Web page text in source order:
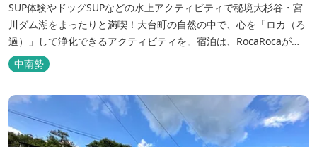
SUP体験やドッグSUPなどの水上アクティビティで秘境大杉谷・宮
川ダム湖をまったりと満喫！大台町の自然の中で、心を「ロカ（ろ
過）」して浄化できるアクティビティを。宿泊は、RocaRocaが運
営する「キャンプスタイルの宿やまがら」へ！
中南勢